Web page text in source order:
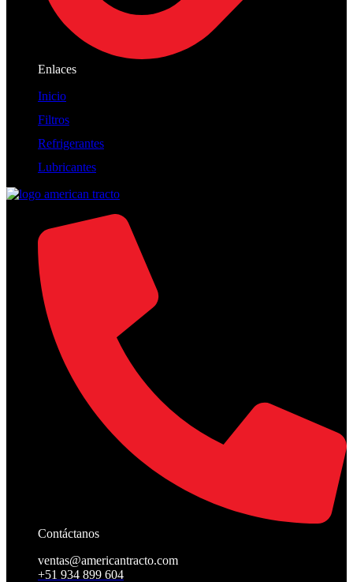
Enlaces
Inicio
Filtros
Refrigerantes
Lubricantes
Contáctanos
ventas@americantracto.com
+51 934 899 604